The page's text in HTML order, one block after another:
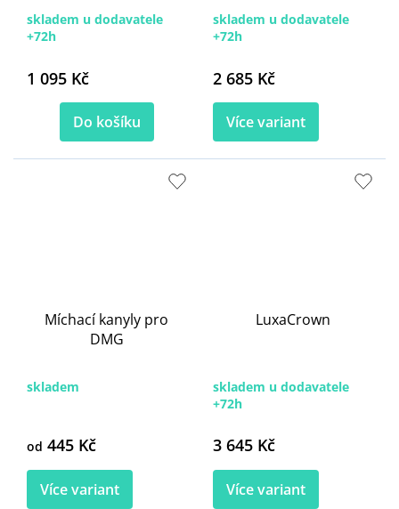
skladem u dodavatele
+72h
1 095 Kč
Do košíku
skladem u dodavatele
+72h
2 685 Kč
Více variant
Míchací kanyly pro
DMG
skladem
od 445 Kč
Více variant
LuxaCrown
skladem u dodavatele
+72h
3 645 Kč
Více variant